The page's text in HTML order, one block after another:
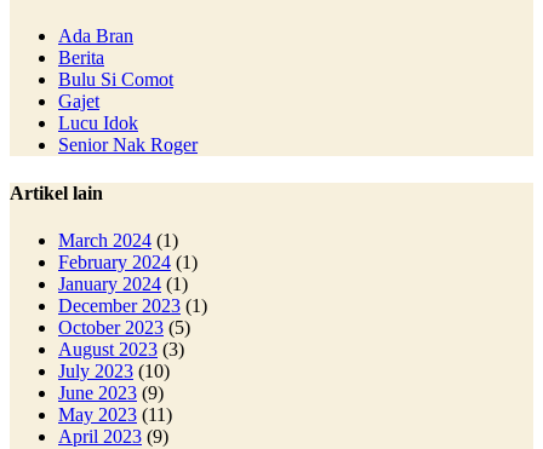
Ada Bran
Berita
Bulu Si Comot
Gajet
Lucu Idok
Senior Nak Roger
Artikel lain
March 2024 (1)
February 2024 (1)
January 2024 (1)
December 2023 (1)
October 2023 (5)
August 2023 (3)
July 2023 (10)
June 2023 (9)
May 2023 (11)
April 2023 (9)